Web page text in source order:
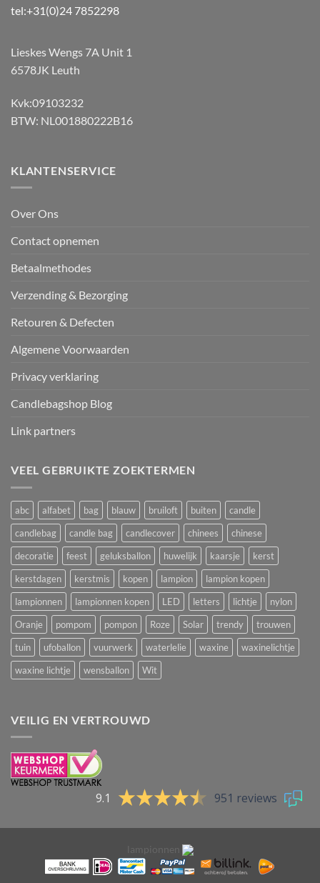
tel:+31(0)24 7852298
Lieskes Wengs 7A Unit 1
6578JK Leuth
Kvk:09103232
BTW: NL001880222B16
KLANTENSERVICE
Over Ons
Contact opnemen
Betaalmethodes
Verzending & Bezorging
Retouren & Defecten
Algemene Voorwaarden
Privacy verklaring
Candlebagshop Blog
Link partners
VEEL GEBRUIKTE ZOEKTERMEN
abc alfabet bag blauw bruiloft buiten
candle
candlebag
candle bag candlecover chinees
chinese
decoratie
feest geluksballon huwelijk kaarsje
kerst
kerstdagen
kerstmis kopen lampion
lampion kopen
lampionnen
lampionnen kopen LED letters lichtje
nylon
Oranje
pompom pompon Roze Solar trendy
trouwen
tuin
ufoballon vuurwerk waterlelie waxine
waxinelichtje
waxine lichtje
wensballon Wit
VEILIG EN VERTROUWD
9.1 951 reviews
lampionnen